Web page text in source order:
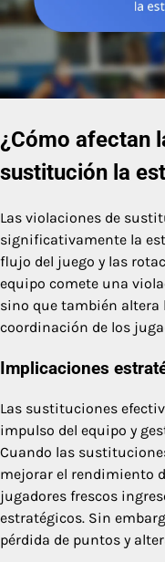
¿Cómo afectan
sustitución la
Las violaciones de
significativamente la
flujo del juego y las
equipo comete una
sino que también
coordinación de los
Implicaciones
Las sustituciones
impulso del equipo y
Cuando las
mejorar el rendimiento
jugadores frescos
estratégicos. Sin
pérdida de puntos y